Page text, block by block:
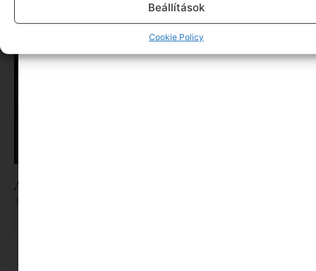
Beállítások
Cookie Policy
Addikt a Magyar Színházban